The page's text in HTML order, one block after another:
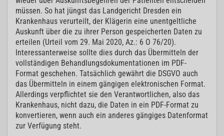
müssen. So hat jüngst das Landgericht Dresden ein
Krankenhaus verurteilt, der Klägerin eine unentgeltliche
Auskunft über die zu ihrer Person gespeicherten Daten zu
erteilen (Urteil vom 29. Mai 2020, Az.: 6 O 76/20).
Interessanterweise sollte dies durch das Übermitteln der
vollständigen Behandlungsdokumentationen im PDF-
Format geschehen. Tatsächlich gewährt die DSGVO auch
das Übermitteln in einem gängigen elektronischen Format.
Allerdings verpflichtet sie den Verantwortlichen, also das
Krankenhaus, nicht dazu, die Daten in ein PDF-Format zu
konvertieren, wenn auch ein anderes gängiges Datenformat
zur Verfügung steht.